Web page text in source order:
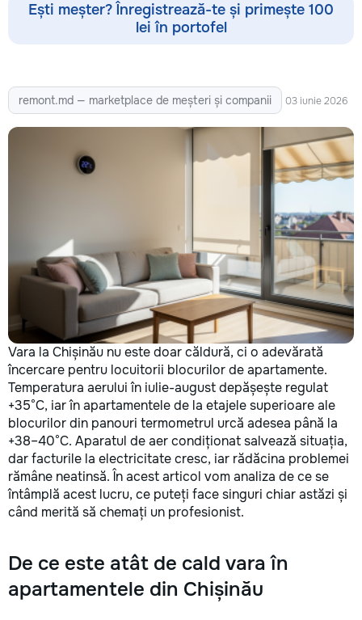
Ești meșter? Înregistrează-te și primește 100
lei în portofel
remont.md — marketplace de meșteri și companii 03 iunie 2026
Vara la Chișinău nu este doar căldură, ci o adevărată
încercare pentru locuitorii blocurilor de apartamente.
Temperatura aerului în iulie-august depășește regulat
+35°C, iar în apartamentele de la etajele superioare ale
blocurilor din panouri termometrul urcă adesea până la
+38–40°C. Aparatul de aer condiționat salvează situația,
dar facturile la electricitate cresc, iar rădăcina problemei
rămâne neatinsă. În acest articol vom analiza de ce se
întâmplă acest lucru, ce puteți face singuri chiar astăzi și
când merită să chemați un profesionist.
De ce este atât de cald vara în
apartamentele din Chișinău